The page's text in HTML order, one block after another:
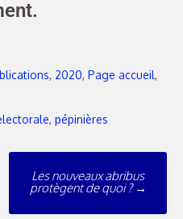
, 2020, Page accueil,
, pépinières
Les nouveaux abribus
protègent de quoi ? →